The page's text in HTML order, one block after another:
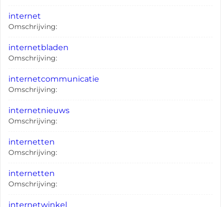
internet
Omschrijving:
internetbladen
Omschrijving:
internetcommunicatie
Omschrijving:
internetnieuws
Omschrijving:
internetten
Omschrijving:
internetten
Omschrijving:
internetwinkel